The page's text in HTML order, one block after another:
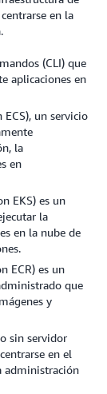
en la
(CLI) que
aplicaciones en
ECS), un servicio
la
en
EKS) es un
la
en la nube de
ECR) es un
que
y
sin servidor
en el
administración